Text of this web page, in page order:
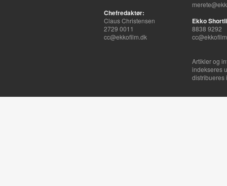
Chefredaktør:
Claus Christensen
2729 0011
cc@ekkofilm.dk
Ekko
8838 9292
Artikler og
indekseres
distribueres